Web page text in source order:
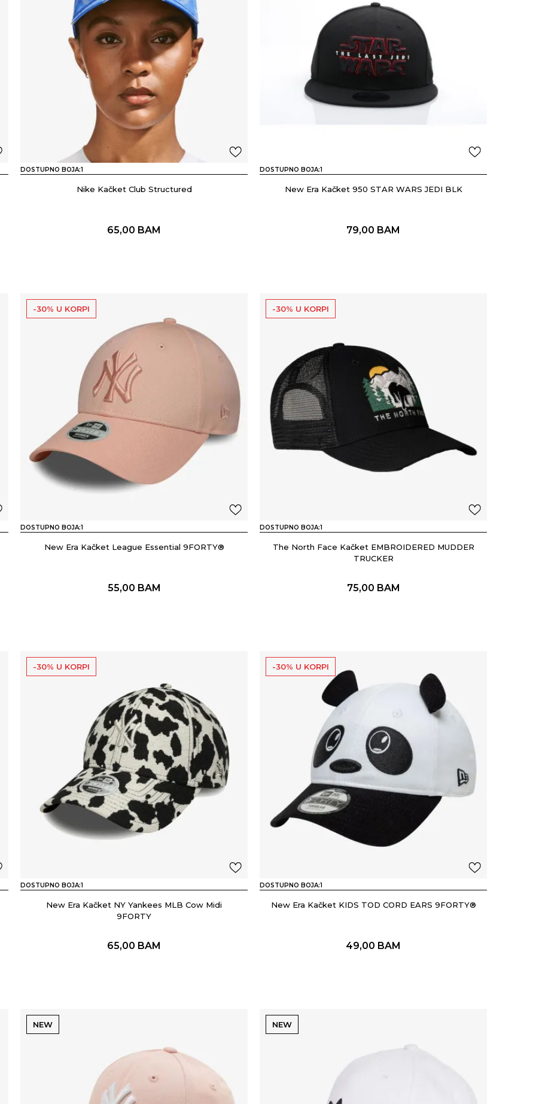
DOSTUPNO BOJA:1
Nike Kačket Club Structured
65,00 BAM
DOSTUPNO BOJA:1
New Era Kačket 950 STAR WARS JEDI BLK
79,00 BAM
-30% U KORPI
DOSTUPNO BOJA:1
New Era Kačket League Essential 9FORTY®
55,00 BAM
-30% U KORPI
DOSTUPNO BOJA:1
The North Face Kačket EMBROIDERED MUDDER
TRUCKER
75,00 BAM
-30% U KORPI
DOSTUPNO BOJA:1
New Era Kačket NY Yankees MLB Cow Midi
9FORTY
65,00 BAM
-30% U KORPI
DOSTUPNO BOJA:1
New Era Kačket KIDS TOD CORD EARS 9FORTY®
49,00 BAM
NEW NEW